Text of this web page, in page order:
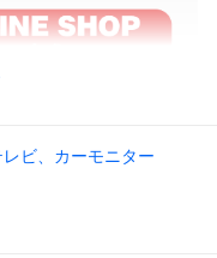
レビ、カーモニター